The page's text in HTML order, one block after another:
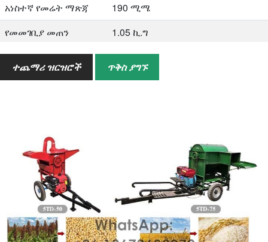
አነስተኛ የመሬት ማጽጃ
190 ሚሜ
የመመገቢያ መጠን
1.05 ኪ.ግ
መጠን
3100 * 1440 * 1630 ሚሜ
ክብደት
570 ኪ.ግ
ተጨማሪ ዝርዝሮች ጥቅስ ያግኙ